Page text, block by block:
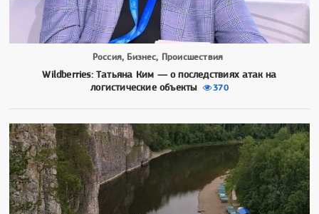
Россия, Бизнес, Происшествия
Wildberries: Татьяна Ким — о последствиях атак на
логистические объекты
370